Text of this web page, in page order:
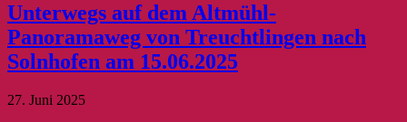
Unterwegs auf dem Altmühl-
Panoramaweg von Treuchtlingen nach
Solnhofen am 15.06.2025
27. Juni 2025